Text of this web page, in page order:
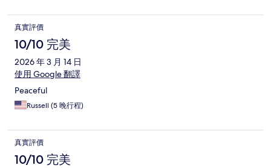
真實評價
10/10 完美
2026 年 3 月 14 日
使用 Google 翻譯
Peaceful
Russell (5 晚行程)
真實評價
10/10 完美